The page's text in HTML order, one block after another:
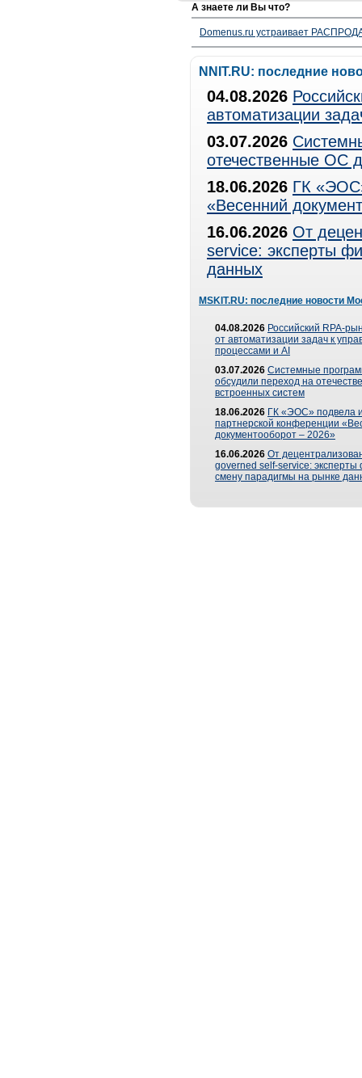
А знаете ли Вы что?
Domenus.ru устраивает
NNIT.RU: последние
04.08.2026
автоматизации
03.07.2026
отечественные ОС
18.06.2026 ГК
«Весенний
16.06.2026 От
service: эксперты
данных
MSKIT.RU: последние новости
04.08.2026 Российский RPA-
от автоматизации задач к
процессами и AI
03.07.2026 Системные
обсудили переход на
встроенных систем
18.06.2026 ГК «ЭОС» подвела
партнерской конференции
документооборот – 2026»
16.06.2026 От
governed self-service: эксперты
смену парадигмы на рынке